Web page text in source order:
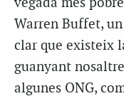
Warren Buffet,
clar que existeix
guanyant
algunes ONG,